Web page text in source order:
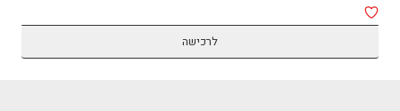
לרכישה